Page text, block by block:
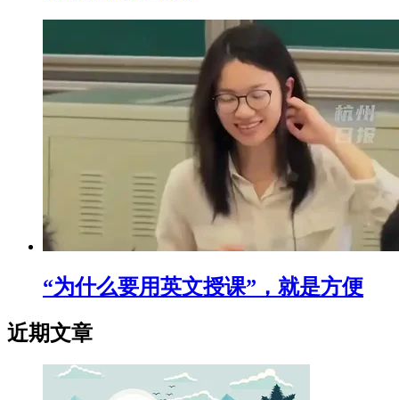
“为什么要用英文授课”，就是方便
近期文章